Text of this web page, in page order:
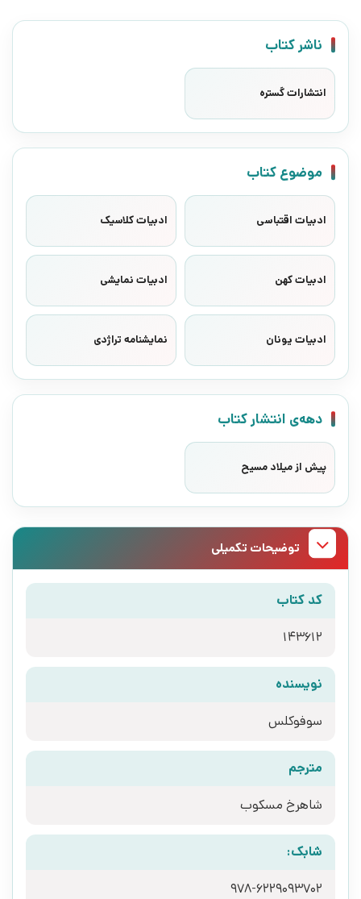
ناشر کتاب
انتشارات گستره
موضوع کتاب
ادبیات اقتباسی ادبیات کلاسیک
ادبیات کهن ادبیات نمایشی
ادبیات یونان نمایشنامه تراژدی
دهه‌ی انتشار کتاب
پیش از میلاد مسیح
توضیحات تکمیلی
کد کتاب
143612
نویسنده
سوفوکلس
مترجم
شاهرخ مسکوب
شابک:
978-6229093702